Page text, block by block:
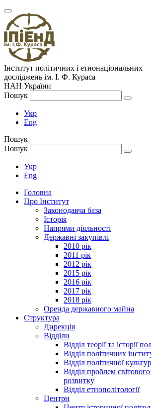
Інститут політичних і етнонаціональних
досліджень ім. І. Ф. Кураса
НАН України
Пошук
Укр
Eng
Пошук
Пошук
Укр
Eng
Головна
Про Інститут
Законодавча база
Історія
Напрями діяльності
Державні закупівлі
2010 рік
2011 рік
2012 рік
2015 рік
2016 рік
2017 рік
2018 рік
Оренда державного майна
Структура
Дирекція
Відділи
Відділ теорії та історії
Відділ політичних
Відділ політичної
Відділ проблем
розвитку
Відділ етнополітології
Центри